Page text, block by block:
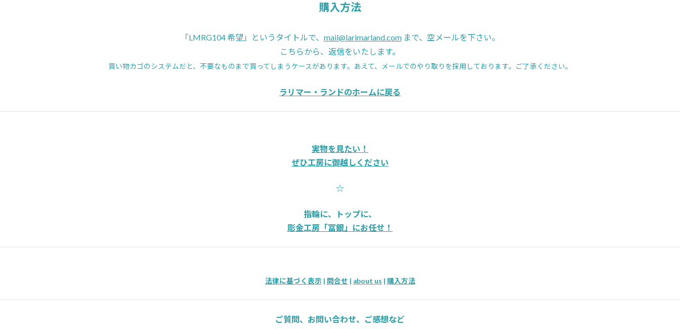
購入方法
「LMRG104 希望」というタイトルで、 mail@larimarland.comまで、空メールを下さい。
こちらから、返信をいたします。
買い物カゴのシステムだと、不要なものまで買ってしまうケースがあります。あえて、メールでのやり取りを採用しております。ご了承ください。
ラリマー・ランドのホームに戻る
実物を見たい！
ぜひ工房に御越しください
☆
指輪に、トップに、
彫金工房「冨銀」にお任せ！
法律に基づく表示 | 問合せ | about us | 購入方法
ご質問、お問い合わせ、ご感想など